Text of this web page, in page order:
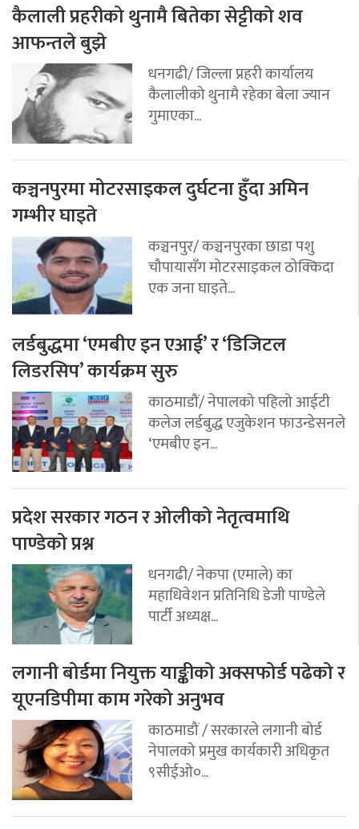
कैलाली प्रहरीको थुनामै बितेका सेट्टीको शव
आफन्तले बुझे
धनगढी/ जिल्ला प्रहरी कार्यालय
कैलालीको थुनामै रहेका बेला ज्यान
गुमाएका...
कञ्चनपुरमा मोटरसाइकल दुर्घटना हुँदा अमिन
गम्भीर घाइते
कञ्चनपुर/ कञ्चनपुरका छाडा पशु
चौपायासँग मोटरसाइकल ठोक्किदा
एक जना घाइते...
लर्डबुद्धमा ‘एमबीए इन एआई’ र ‘डिजिटल
लिडरसिप’ कार्यक्रम सुरु
काठमाडौं/ नेपालको पहिलो आईटी
कलेज लर्डबुद्ध एजुकेशन फाउन्डेसनले
‘एमबीए इन...
प्रदेश सरकार गठन र ओलीको नेतृत्वमाथि
पाण्डेको प्रश्न
धनगढी/ नेकपा (एमाले) का
महाधिवेशन प्रतिनिधि डेजी पाण्डेले
पार्टी अध्यक्ष...
लगानी बोर्डमा नियुक्त याङ्कीको अक्सफोर्ड पढेको र
यूएनडिपीमा काम गरेको अनुभव
काठमाडौं / सरकारले लगानी बोर्ड
नेपालको प्रमुख कार्यकारी अधिकृत
९सीईओ०...